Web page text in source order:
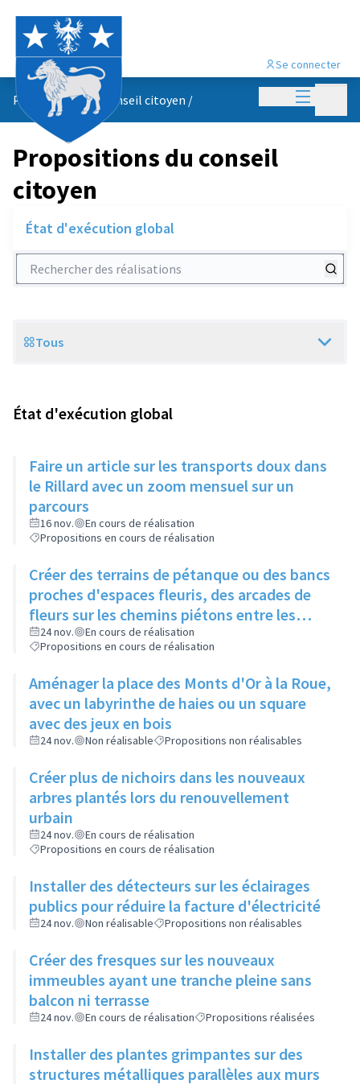
Menu
Se connecter
Propositions du conseil citoyen /
Propositions du conseil
citoyen
État d'exécution global
Rechercher des réalisations
Scope
Tous
État d'exécution global
Faire un article sur les transports doux dans
le Rillard avec un zoom mensuel sur un
parcours
16 nov.
En cours de réalisation
Propositions en cours de réalisation
Créer des terrains de pétanque ou des bancs
proches d'espaces fleuris, des arcades de
fleurs sur les chemins piétons entre les
immeubles
24 nov.
En cours de réalisation
Propositions en cours de réalisation
Aménager la place des Monts d'Or à la Roue,
avec un labyrinthe de haies ou un square
avec des jeux en bois
24 nov. Non réalisable Propositions non réalisables
Créer plus de nichoirs dans les nouveaux
arbres plantés lors du renouvellement
urbain
24 nov.
En cours de réalisation
Propositions en cours de réalisation
Installer des détecteurs sur les éclairages
publics pour réduire la facture d'électricité
24 nov. Non réalisable Propositions non réalisables
Créer des fresques sur les nouveaux
immeubles ayant une tranche pleine sans
balcon ni terrasse
24 nov. En cours de réalisation Propositions réalisées
Installer des plantes grimpantes sur des
structures métalliques parallèles aux murs